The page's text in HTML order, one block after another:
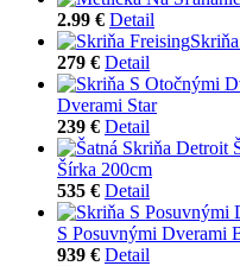
2.99 € Detail
279 € Detail
Dverami Star
239 € Detail
Šírka 200cm
535 € Detail
S Posuvnými Dverami
939 € Detail